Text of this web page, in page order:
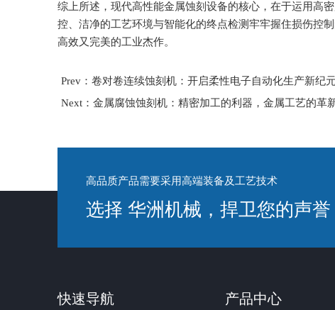
综上所述，现代高性能金属蚀刻设备的核心，在于运用高
控、洁净的工艺环境与智能化的终点检测牢牢握住损伤控
高效又完美的工业杰作。
Prev：卷对卷连续蚀刻机：开启柔性电子自动化生产新纪
Next：金属腐蚀蚀刻机：精密加工的利器，金属工艺的革
高品质产品需要采用高端装备及工艺技术
选择 华洲机械，捍卫您的声誉
快速导航 产品中心